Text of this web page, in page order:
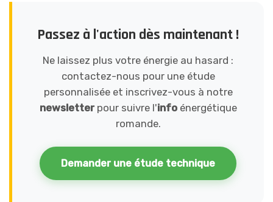
Passez à l'action dès maintenant !
Ne laissez plus votre énergie au hasard :
contactez-nous pour une étude
personnalisée et inscrivez-vous à notre
newsletterpour suivre l'infoénergétique
romande.
Demander une étude technique